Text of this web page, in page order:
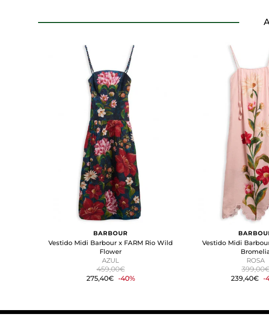
BARBOUR
Vestido Midi Barbour x FARM Rio Wild
Flower
AZUL
459,00€
275,40€ -40%
Vestido Midi
ROSA
239,40€ -
cookies no almacenan ninguna
Estas cookies nos permiten contar las
mejorarlo. Nos ayudan a saber qué
información que recogen estas cookies
Cookies de preferencias
Estas cookies permiten a la página web
aspecto que tiene, como su idioma
Cookies de marketing
Estas cookies se utilizan para rastrear a
atractivos para el usuario individual.
GUARDAR CONFIGURACIÓN
nuestra